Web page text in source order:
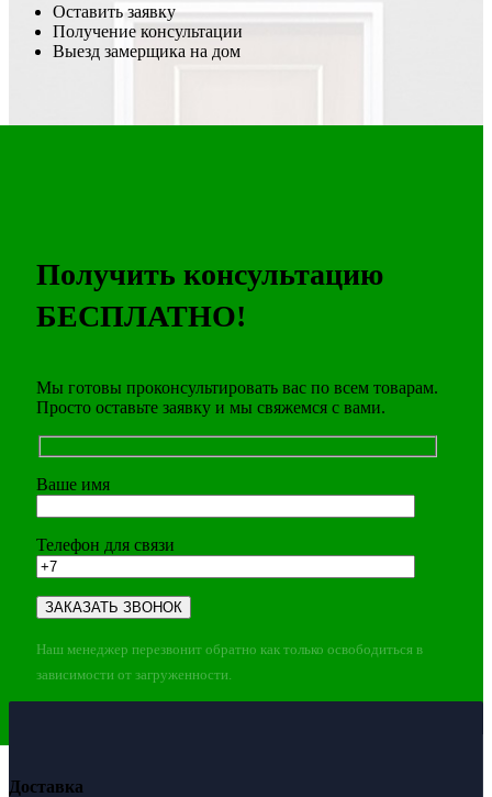
Оставить заявку
Получение консультации
Выезд замерщика на дом
Получить консультацию
БЕСПЛАТНО!
Мы готовы проконсультировать вас по всем товарам.
Просто оставьте заявку и мы свяжемся с вами.
Ваше имя
Телефон для связи
Наш менеджер перезвонит обратно как только освободиться в
зависимости от загруженности.
Доставка